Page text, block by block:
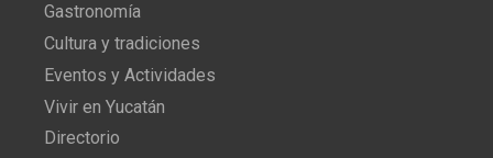
Gastronomía
Cultura y tradiciones
Eventos y Actividades
Vivir en Yucatán
Directorio